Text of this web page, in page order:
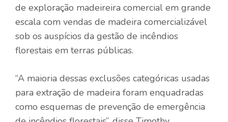
de exploração madeireira comercial em grande
escala com vendas de madeira comercializável
sob os auspícios da gestão de incêndios
florestais em terras públicas.
“A maioria dessas exclusões categóricas usadas
para extração de madeira foram enquadradas
como esquemas de prevenção de emergência